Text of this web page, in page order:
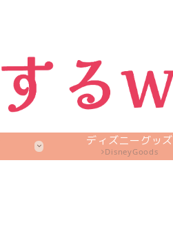
ディズニーグッズ
DisneyGoods